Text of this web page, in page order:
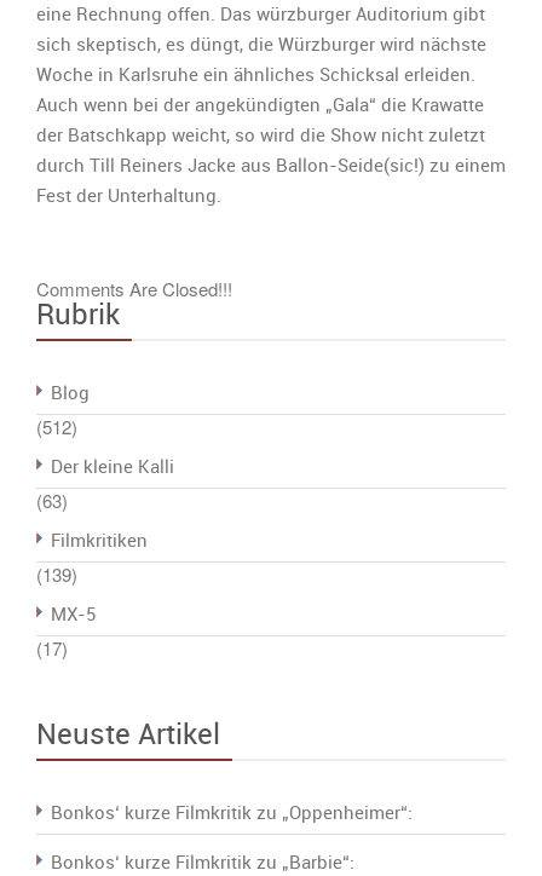
eine Rechnung offen. Das würzburger Auditorium gibt
sich skeptisch, es düngt, die Würzburger wird nächste
Woche in Karlsruhe ein ähnliches Schicksal erleiden.
Auch wenn bei der angekündigten „Gala“ die Krawatte
der Batschkapp weicht, so wird die Show nicht zuletzt
durch Till Reiners Jacke aus Ballon-Seide(sic!) zu einem
Fest der Unterhaltung.
Comments Are Closed!!!
Rubrik
Blog
(512)
Der kleine Kalli
(63)
Filmkritiken
(139)
MX-5
(17)
Neuste Artikel
Bonkos‘ kurze Filmkritik zu „Oppenheimer“:
Bonkos‘ kurze Filmkritik zu „Barbie“: